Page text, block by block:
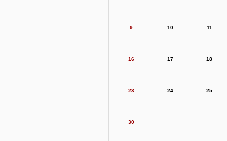
9 10 11
16 17 18
23 24 25
30